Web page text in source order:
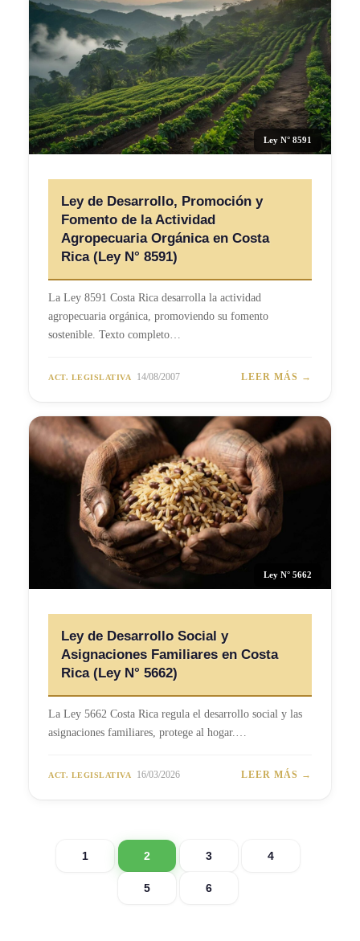
Ley N° 8591
Ley de Desarrollo, Promoción y
Fomento de la Actividad
Agropecuaria Orgánica en Costa
Rica (Ley N° 8591)
La Ley 8591 Costa Rica desarrolla la actividad
agropecuaria orgánica, promoviendo su fomento
sostenible. Texto completo…
ACT. LEGISLATIVA 14/08/2007 LEER MÁS →
Ley N° 5662
Ley de Desarrollo Social y
Asignaciones Familiares en Costa
Rica (Ley N° 5662)
La Ley 5662 Costa Rica regula el desarrollo social y las
asignaciones familiares, protege al hogar.…
ACT. LEGISLATIVA 16/03/2026 LEER MÁS →
1 2 3 4
5 6